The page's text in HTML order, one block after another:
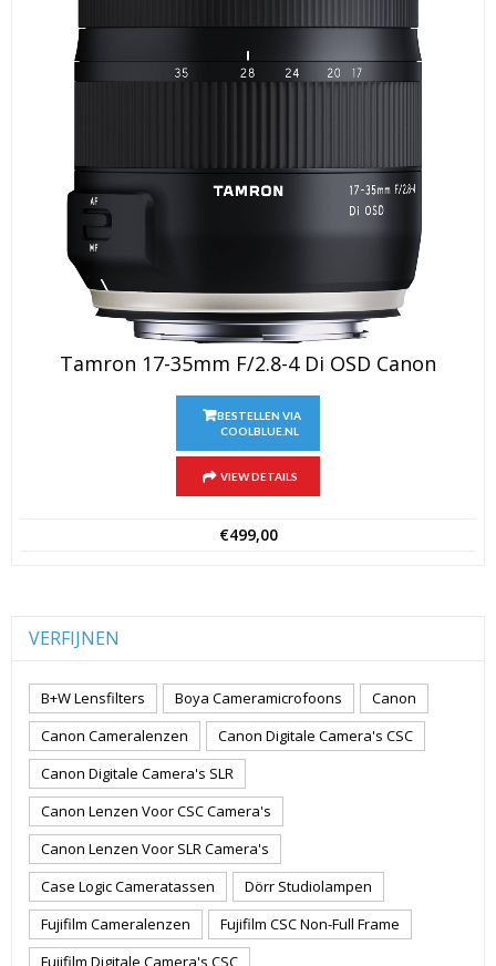
Tamron 17-35mm F/2.8-4 Di OSD Canon
BESTELLEN VIA
COOLBLUE.NL
VIEW DETAILS
€499,00
VERFIJNEN
B+W Lensfilters Boya Cameramicrofoons
Canon
Canon Cameralenzen
Canon Digitale Camera's CSC
Canon Digitale Camera's SLR
Canon Lenzen Voor CSC Camera's
Canon Lenzen Voor SLR Camera's
Case Logic Cameratassen
Dörr Studiolampen
Fujifilm Cameralenzen
Fujifilm CSC Non-Full Frame
Fujifilm Digitale Camera's CSC